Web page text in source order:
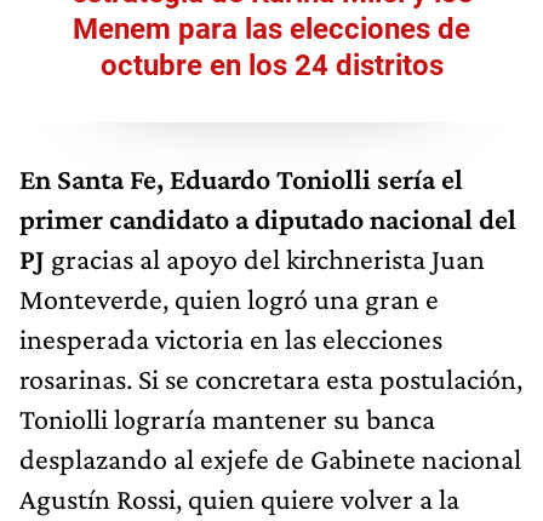
Menem para las elecciones de
octubre en los 24 distritos
En Santa Fe, Eduardo Toniolli sería el
primer candidato a diputado nacional del
PJ gracias al apoyo del kirchnerista Juan
Monteverde, quien logró una gran e
inesperada victoria en las elecciones
rosarinas. Si se concretara esta postulación,
Toniolli lograría mantener su banca
desplazando al exjefe de Gabinete nacional
Agustín Rossi, quien quiere volver a la